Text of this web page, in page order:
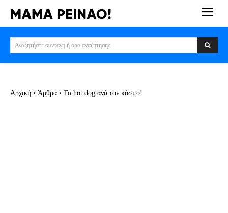
Αναζητήστε συνταγή ή όρο αναζήτησης
Αρχική Άρθρα Τα hot dog ανά τον κόσμο!